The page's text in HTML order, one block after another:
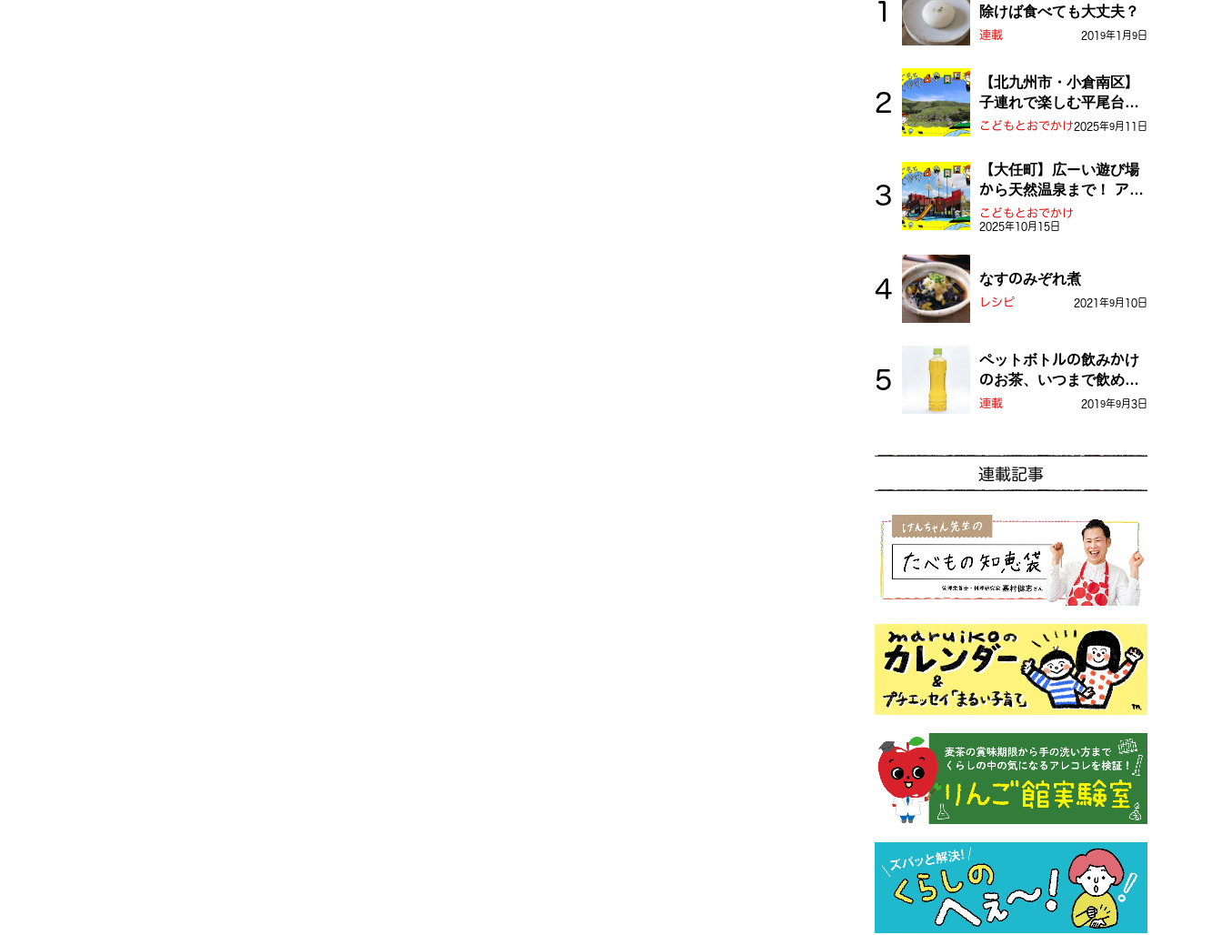
除けば食べても大丈夫？
連載 2019年1月9日
【北九州市・小倉南区】
子連れで楽しむ平尾台！
ふしぎな草原や千仏鍾乳
こどもとおでかけ2025年9月11日
【大任町】広ーい遊び場
から天然温泉まで！ アミ
ューズメントな道の駅・
おおとう桜街道
こどもとおでかけ
2025年10月15日
なすのみぞれ煮
レシピ 2021年9月10日
ペットボトルの飲みかけ
のお茶、いつまで飲め
る？
連載 2019年9月3日
連載記事